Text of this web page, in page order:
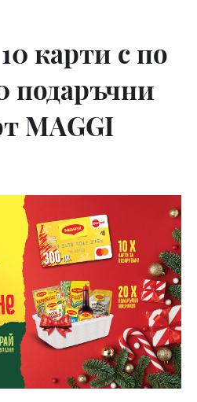
карти с по
подаръчни
MAGGI